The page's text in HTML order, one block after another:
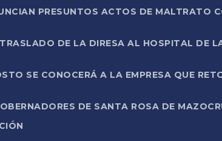
PRESUNTOS ACTOS DE MALTRATO
DE LA DIRESA AL HOSPITAL DE
SE CONOCERÁ A LA EMPRESA QUE
DE SANTA ROSA DE